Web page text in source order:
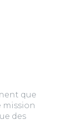
que
mission
des